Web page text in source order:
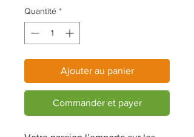
Quantité *
Ajouter au panier
Commander et payer